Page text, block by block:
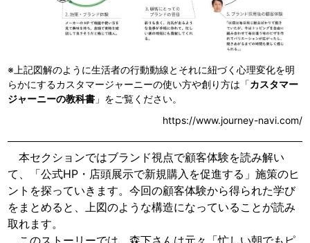
※上記図解のように生活者の行動動線とそれに紐づく心理変化を明
らかにするカスタマージャーニーの使い方や創り方は 「カスタマー
ジャーニーの教科書 」をご覧ください。
https://www.journey-navi.com/
本セクションではブランド視点で顧客体験を読み解い
て、「公式HP・店頭展示で新規購入を促進する」施策のヒ
ントを探っていきます。今回の顧客体験から得られた学び
をまとめると、上図のような構造になっていることが読み
取れます。